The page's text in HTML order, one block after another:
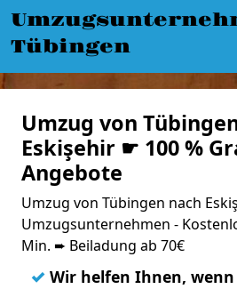
Tübingen
Umzug von
Eskişehir ☛ 100 %
Angebote
Umzug von Tübingen nach
Umzugsunternehmen -
Min. ➨ Beiladung ab 70€
✓ Wir helfen Ihnen,